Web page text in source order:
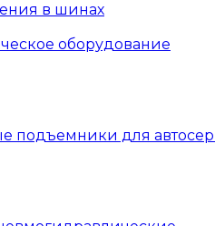
в шинах
оборудование
подъемники для